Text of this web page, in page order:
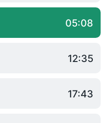
05:08
12:35
17:43